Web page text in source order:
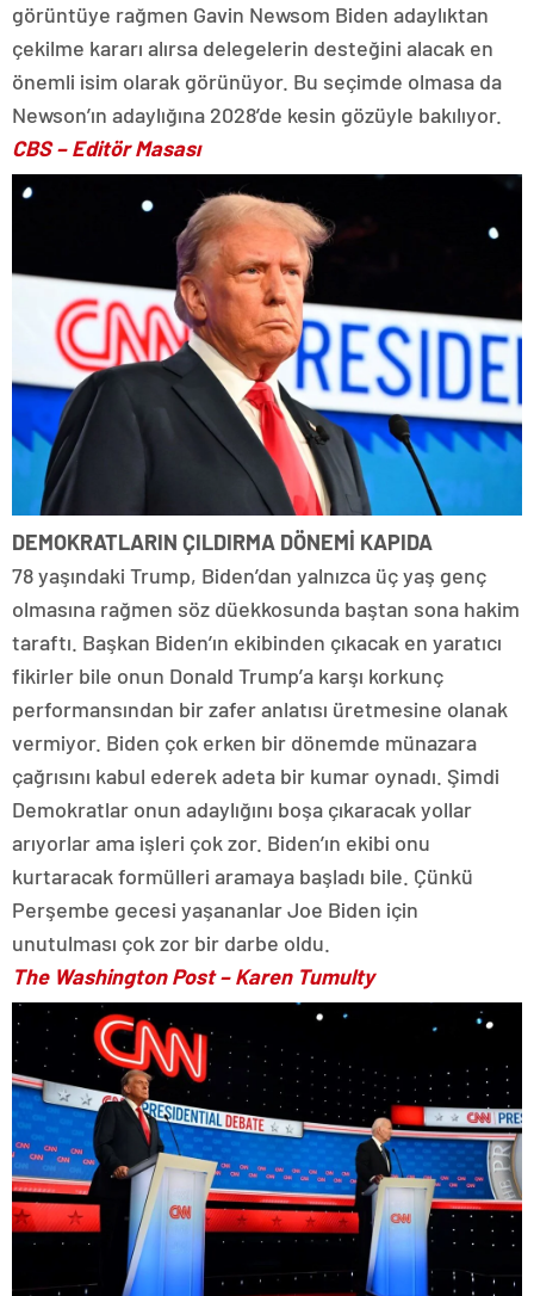
görüntüye rağmen Gavin Newsom Biden adaylıktan
çekilme kararı alırsa delegelerin desteğini alacak en
önemli isim olarak görünüyor. Bu seçimde olmasa da
Newson’ın adaylığına 2028’de kesin gözüyle bakılıyor.
CBS– Editör Masası
DEMOKRATLARIN ÇILDIRMA DÖNEMİ KAPIDA
78 yaşındaki Trump, Biden’dan yalnızca üç yaş genç
olmasına rağmen söz düekkosunda baştan sona hakim
taraftı. Başkan Biden’ın ekibinden çıkacak en yaratıcı
fikirler bile onun Donald Trump’a karşı korkunç
performansından bir zafer anlatısı üretmesine olanak
vermiyor. Biden çok erken bir dönemde münazara
çağrısını kabul ederek adeta bir kumar oynadı. Şimdi
Demokratlar onun adaylığını boşa çıkaracak yollar
arıyorlar ama işleri çok zor. Biden’ın ekibi onu
kurtaracak formülleri aramaya başladı bile. Çünkü
Perşembe gecesi yaşananlar Joe Biden için
unutulması çok zor bir darbe oldu.
The Washington Post– Karen Tumulty